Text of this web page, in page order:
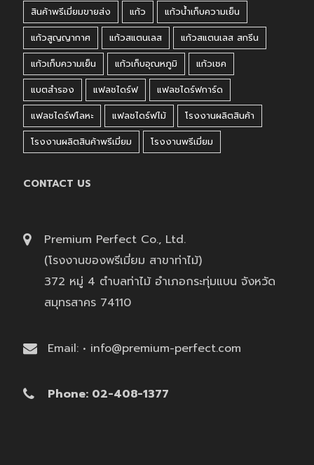
สินค้าพรีเมี่ยมขายส่ง
แก้ว
แก้วน้ำเก็บความเย็น
แก้วสูญญากาศ
แก้วสแตนเลส
แก้วสแตนเลส สกรีน
แก้วเก็บความเย็น
แก้วเก็บอุณหภูมิ
แก้วเชค
แบตสำรอง
แฟลชไดร์ฟ
แฟลชไดร์ฟการ์ด
แฟลชไดร์ฟโลหะ
แฟลชไดร์ฟไม้
โรงงานผลิตสินค้า
โรงงานผลิตสินค้าพรีเมี่ยม
โรงงานพรีเมี่ยม
CONTACT US
Premium Perfect Co., Ltd.
(โรงงานของพรีเมี่ยม สาขาท่าไม้)
372 หมู่ 4 ตำบลท่าไม้ อำเภอกระทุ่มแบน จังหวัด
สมุทรสาคร 74110
Email: • info@premium-perfect.com
Phone: 02-408-1377